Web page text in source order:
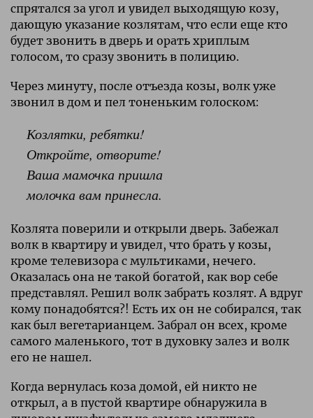
спрятался за угол и увидел выходящую козу,
дающую указание козлятам, что если еще кто
будет звонить в дверь и орать хриплым
голосом, то сразу звонить в полицию.
Через минуту, после отъезда козы, волк уже
звонил в дом и пел тоненьким голоском:
Козлятки, ребятки!
Откройте, отворите!
Ваша мамочка пришла
молочка вам принесла.
Козлята поверили и открыли дверь. Забежал
волк в квартиру и увидел, что брать у козы,
кроме телевизора с мультиками, нечего.
Оказалась она не такой богатой, как вор себе
представлял. Решил волк забрать козлят. А вдруг
кому понадобятся?! Есть их он не собирался, так
как был вегетарианцем. Забрал он всех, кроме
самого маленького, тот в духовку залез и волк
его не нашел.
Когда вернулась коза домой, ей никто не
открыл, а в пустой квартире обнаружила в